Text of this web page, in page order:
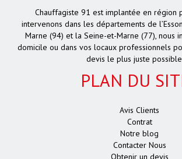
Chauffagiste 91 est implantée en région
intervenons dans les départements de
Marne (94) et la Seine-et-Marne (77), nous
domicile ou dans vos locaux professionnels
devis le plus juste
PLAN DU
Avis Clients
Contrat
Notre blog
Contacter Nous
Obtenir un devis